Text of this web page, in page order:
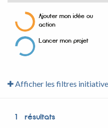
Ajouter mon idée ou
action
Lancer mon projet
Afficher les filtres
1 résultats